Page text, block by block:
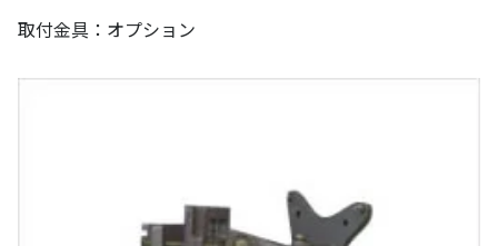
取付金具：オプション